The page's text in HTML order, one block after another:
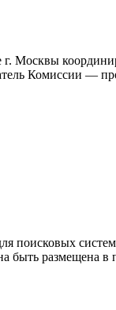
Москвы
Комиссии —
поисковых
быть размещена в